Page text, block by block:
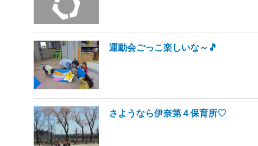
運動会ごっこ楽しいな～🎵
さようなら伊奈第４保育所♡